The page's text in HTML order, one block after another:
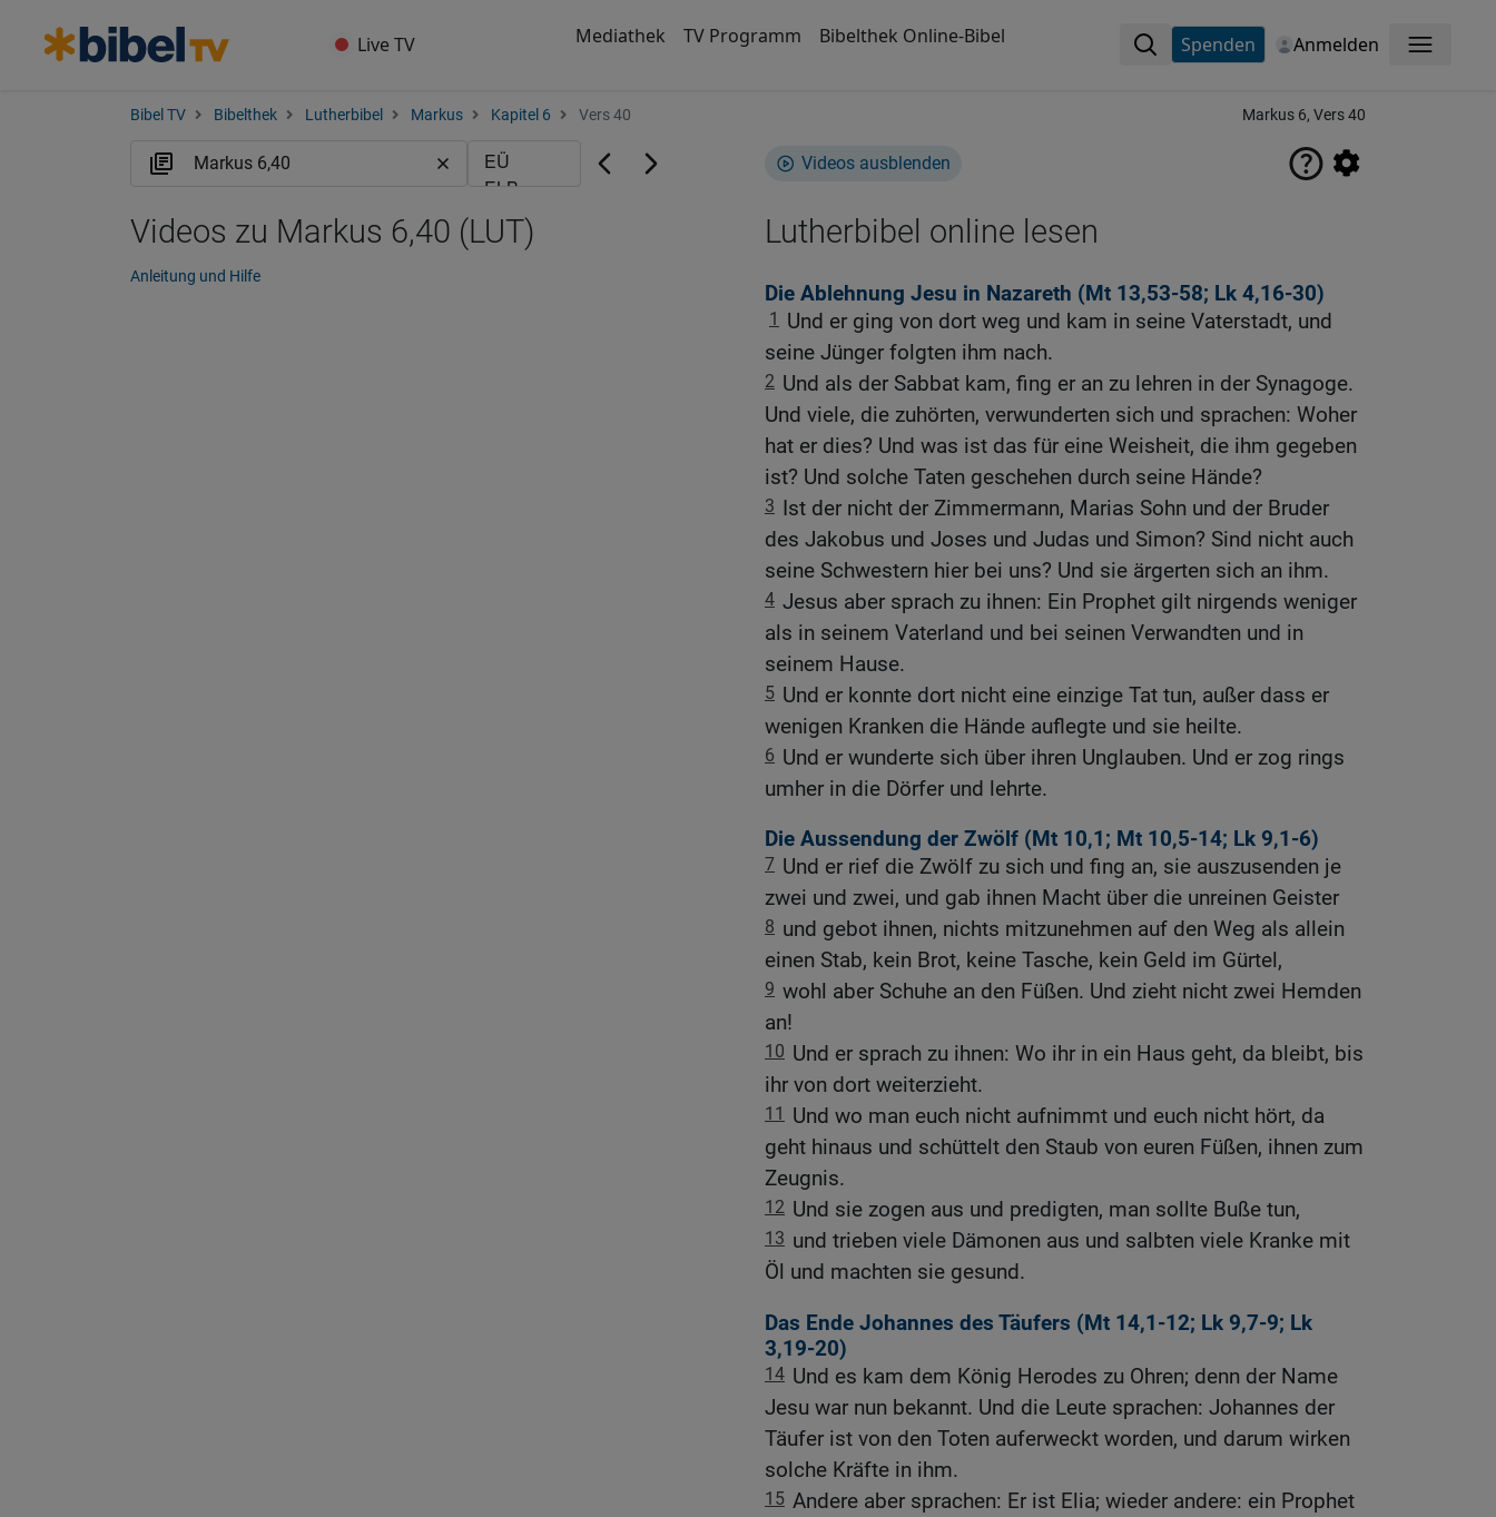
Live TV Mediathek TV Programm Bibelthek Online-Bibel Spenden Anmelden Menü
Bibel TV Bibelthek Lutherbibel Markus Kapitel 6 Vers 40 Markus 6, Vers 40
Videos ausblenden
Lutherbibel online lesen
Die Ablehnung Jesu in Nazareth (Mt 13,53-58; Lk 4,16-30)
1
Und er ging von dort weg und kam in seine Vaterstadt, und
seine Jünger folgten ihm nach.
2 Und als der Sabbat kam, fing er an zu lehren in der Synagoge.
Und viele, die zuhörten, verwunderten sich und sprachen: Woher
hat er dies? Und was ist das für eine Weisheit, die ihm gegeben
ist? Und solche Taten geschehen durch seine Hände?
3 Ist der nicht der Zimmermann, Marias Sohn und der Bruder
des Jakobus und Joses und Judas und Simon? Sind nicht auch
seine Schwestern hier bei uns? Und sie ärgerten sich an ihm.
4 Jesus aber sprach zu ihnen: Ein Prophet gilt nirgends weniger
als in seinem Vaterland und bei seinen Verwandten und in
seinem Hause.
5 Und er konnte dort nicht eine einzige Tat tun, außer dass er
wenigen Kranken die Hände auflegte und sie heilte.
6 Und er wunderte sich über ihren Unglauben. Und er zog rings
umher in die Dörfer und lehrte.
Die Aussendung der Zwölf (Mt 10,1; Mt 10,5-14; Lk 9,1-6)
7 Und er rief die Zwölf zu sich und fing an, sie auszusenden je
zwei und zwei, und gab ihnen Macht über die unreinen Geister
8 und gebot ihnen, nichts mitzunehmen auf den Weg als allein
einen Stab, kein Brot, keine Tasche, kein Geld im Gürtel,
9 wohl aber Schuhe an den Füßen. Und zieht nicht zwei Hemden
an!
10 Und er sprach zu ihnen: Wo ihr in ein Haus geht, da bleibt, bis
ihr von dort weiterzieht.
11
Und wo man euch nicht aufnimmt und euch nicht hört, da
geht hinaus und schüttelt den Staub von euren Füßen, ihnen zum
Zeugnis.
12 Und sie zogen aus und predigten, man sollte Buße tun,
13 und trieben viele Dämonen aus und salbten viele Kranke mit
Öl und machten sie gesund.
Das Ende Johannes des Täufers (Mt 14,1-12; Lk 9,7-9; Lk
3,19-20)
14 Und es kam dem König Herodes zu Ohren; denn der Name
Jesu war nun bekannt. Und die Leute sprachen: Johannes der
Täufer ist von den Toten auferweckt worden, und darum wirken
solche Kräfte in ihm.
15 Andere aber sprachen: Er ist Elia; wieder andere: ein Prophet
Videos zu Markus 6,40 (LUT)
Anleitung und Hilfe